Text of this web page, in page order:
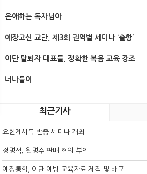
은애하는 독자님아!
예장고신 교단, 제3회 권역별 세미나 ‘출항’
이단 탈퇴자 대표들, 정확한 복음 교육 강조
너나들이
최근기사
요한계시록 반증 세미나 개최
정명석, 월명수 판매 혐의 부인
예장통합, 이단 예방 교육자료 제작 및 배포